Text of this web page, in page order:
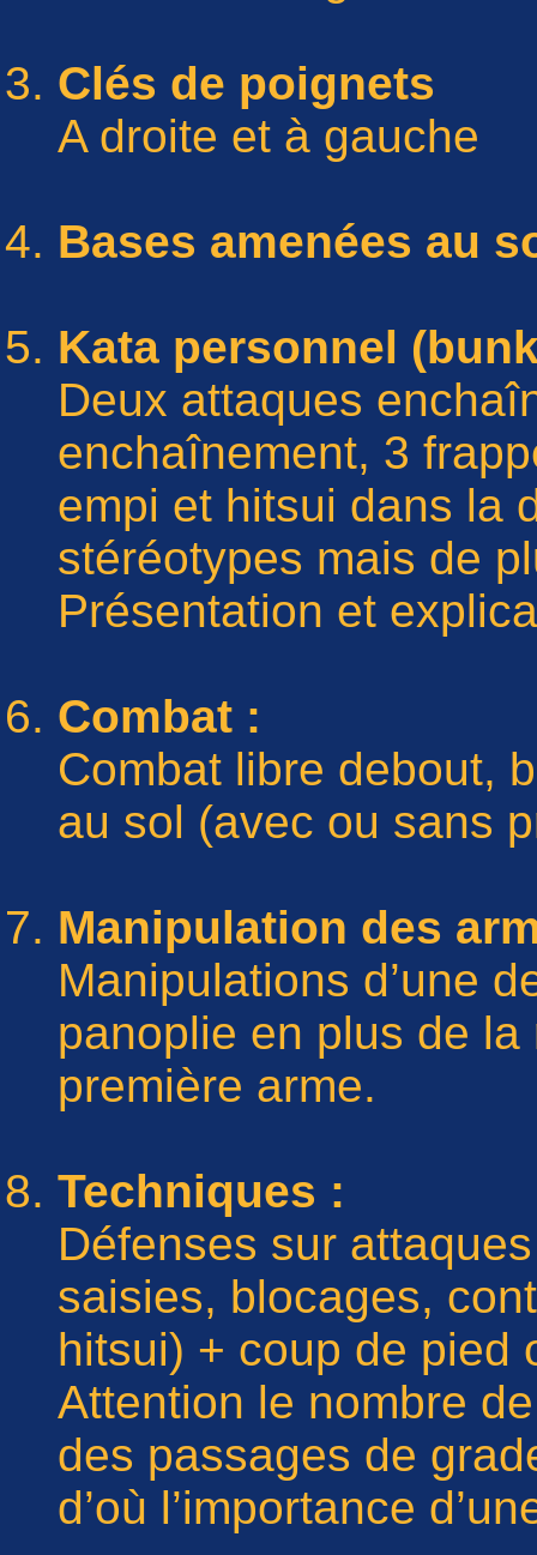
Clés de poignets
A droite et à gauche
Bases amenées au
Kata personnel
Deux attaques
enchaînement, 3
empi et hitsui dans la
stéréotypes mais de
Présentation et
Combat :
Combat libre debout,
au sol (avec ou sans
Manipulation des
Manipulations d’une
panoplie en plus de
première arme.
Techniques :
Défenses sur
saisies, blocages,
hitsui) + coup de pied
Attention le nombre
des passages de
d’où l’importance